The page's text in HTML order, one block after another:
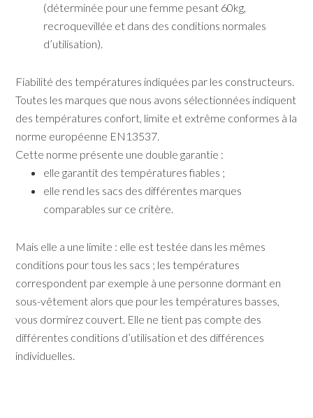
(déterminée pour une femme pesant 60kg,
recroquevillée et dans des conditions normales
d’utilisation).
Fiabilité des températures indiquées par les constructeurs.
Toutes les marques que nous avons sélectionnées indiquent
des températures confort, limite et extrême conformes à la
norme européenne EN13537.
Cette norme présente une double garantie :
elle garantit des températures fiables ;
elle rend les sacs des différentes marques
comparables sur ce critère.
Mais elle a une limite : elle est testée dans les mêmes
conditions pour tous les sacs ; les températures
correspondent par exemple à une personne dormant en
sous-vêtement alors que pour les températures basses,
vous dormirez couvert. Elle ne tient pas compte des
différentes conditions d’utilisation et des différences
individuelles.